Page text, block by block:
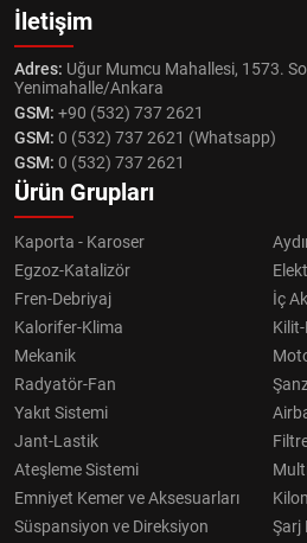
İletişim
Adres: Uğur Mumcu Mahallesi, 1573.
Yenimahalle/Ankara
GSM: +90 (532) 737 2621
GSM: 0 (532) 737 2621 (Whatsapp)
GSM: 0 (532) 737 2621
Ürün Grupları
Kaporta - Karoser
Egzoz-Katalizör
Fren-Debriyaj
İç
Kalorifer-Klima
Mekanik
Radyatör-Fan
Yakıt Sistemi
Jant-Lastik
Ateşleme Sistemi
Emniyet Kemer ve Aksesuarları
Süspansiyon ve Direksiyon
Şarj